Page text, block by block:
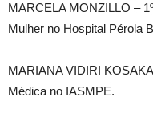
MARCELA MONZILLO –
Mulher no Hospital Pérola
MARIANA VIDIRI
Médica no IASMPE.